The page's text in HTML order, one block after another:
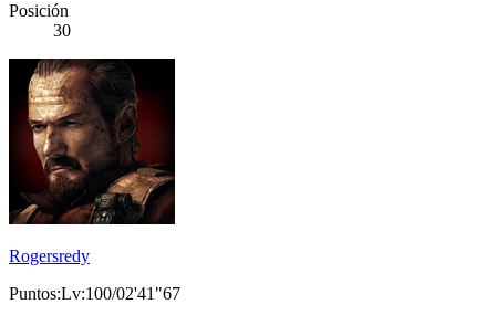
Posición
30
Rogersredy
Puntos:Lv:100/02'41"67